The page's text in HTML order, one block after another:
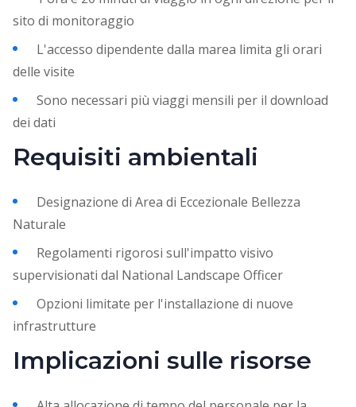
sito di monitoraggio
L'accesso dipendente dalla marea limita gli orari
delle visite
Sono necessari più viaggi mensili per il download
dei dati
Requisiti ambientali
Designazione di Area di Eccezionale Bellezza
Naturale
Regolamenti rigorosi sull'impatto visivo
supervisionati dal National Landscape Officer
Opzioni limitate per l'installazione di nuove
infrastrutture
Implicazioni sulle risorse